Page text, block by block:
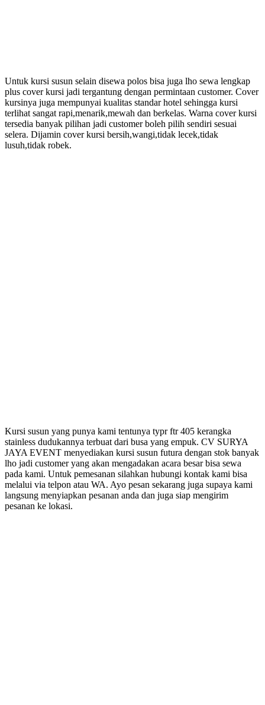
Untuk kursi susun selain disewa polos bisa juga lho sewa lengkap
plus cover kursi jadi tergantung dengan permintaan customer. Cover
kursinya juga mempunyai kualitas standar hotel sehingga kursi
terlihat sangat rapi,menarik,mewah dan berkelas. Warna cover kursi
tersedia banyak pilihan jadi customer boleh pilih sendiri sesuai
selera. Dijamin cover kursi bersih,wangi,tidak lecek,tidak
lusuh,tidak robek.
Kursi susun yang punya kami tentunya typr ftr 405 kerangka
stainless dudukannya terbuat dari busa yang empuk. CV SURYA
JAYA EVENT menyediakan kursi susun futura dengan stok banyak
lho jadi customer yang akan mengadakan acara besar bisa sewa
pada kami. Untuk pemesanan silahkan hubungi kontak kami bisa
melalui via telpon atau WA. Ayo pesan sekarang juga supaya kami
langsung menyiapkan pesanan anda dan juga siap mengirim
pesanan ke lokasi.